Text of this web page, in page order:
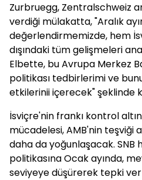
Zurbruegg, Zentralschweiz
verdiği mülakatta, "Aralık
değerlendirmemizde, hem
dışındaki tüm gelişmeleri
Elbette, bu Avrupa Merkez
politikası tedbirlerimi ve
etkilerinii içerecek" şeklinde
İsviçre'nin frankı kontrol
mücadelesi, AMB'nin teşviği
daha da yoğunlaşacak. SNB
politikasına Ocak ayında,
seviyeye düşürerek tepki